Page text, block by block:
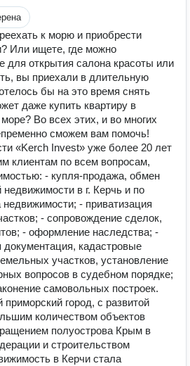
к морю и приобрести
Или ищете, где можно
для открытия салона красоты или
вы приехали в длительную
бы на это время снять
даже купить квартиру в
Во всех этих, и во многих
сможем вам помочь!
«Kerch Invest» уже более 20 лет
клиентам по всем вопросам,
- купля-продажа, обмен
в г. Керчь и по
- приватизация
- сопровождение сделок,
- оформление наследства; -
документация, кадастровые
участков, установление
вопросов в судебном порядке;
самовольных построек.
город, с развитой
количеством объектов
полуострова Крым в
и строительством
в Керчи стала